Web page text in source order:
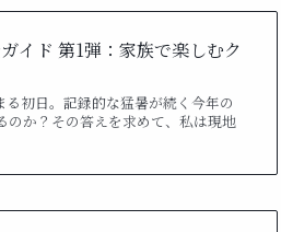
イド 第1弾：家族で楽しむク
初日。記録的な猛暑が続く今年の
のか？その答えを求めて、私は現地